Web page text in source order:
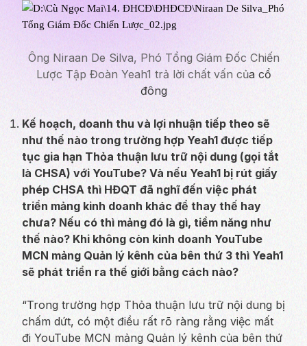
Ông Niraan De Silva, Phó Tổng Giám Đốc Chiến
Lược Tập Đoàn Yeah1 trả lời chất vấn của cổ
đông
Kế hoạch, doanh thu và lợi nhuận tiếp theo sẽ
như thế nào trong trường hợp Yeah1 được tiếp
tục gia hạn Thỏa thuận lưu trữ nội dung (gọi tắt
là CHSA) với YouTube? Và nếu Yeah1 bị rút giấy
phép CHSA thì HĐQT đã nghĩ đến việc phát
triển mảng kinh doanh khác để thay thế hay
chưa? Nếu có thì mảng đó là gì, tiềm năng như
thế nào? Khi không còn kinh doanh YouTube
MCN mảng Quản lý kênh của bên thứ 3 thì Yeah1
sẽ phát triển ra thế giới bằng cách nào?
“Trong trường hợp Thỏa thuận lưu trữ nội dung bị
chấm dứt, có một điều rất rõ ràng rằng việc mất
đi YouTube MCN mảng Quản lý kênh của bên thứ